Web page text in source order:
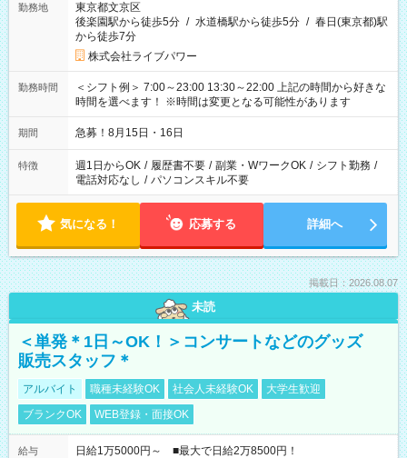
勤務地
東京都文京区
後楽園駅から徒歩5分 / 水道橋駅から徒歩5分 / 春日(東京都)駅
から徒歩7分
株式会社ライブパワー
勤務時間
＜シフト例＞ 7:00～23:00 13:30～22:00 上記の時間から好きな
時間を選べます！ ※時間は変更となる可能性があります
期間 急募！8月15日・16日
特徴 週1日からOK / 履歴書不要 / 副業・WワークOK / シフト勤務 /
電話対応なし / パソコンスキル不要
気になる！ 応募する 詳細へ
掲載日：2026.08.07
未読
＜単発＊1日～OK！＞コンサートなどのグッズ
販売スタッフ＊
アルバイト 職種未経験OK 社会人未経験OK
大学生歓迎
ブランクOK
WEB登録・面接OK
給与 日給1万5000円～ ■最大で日給2万8500円！